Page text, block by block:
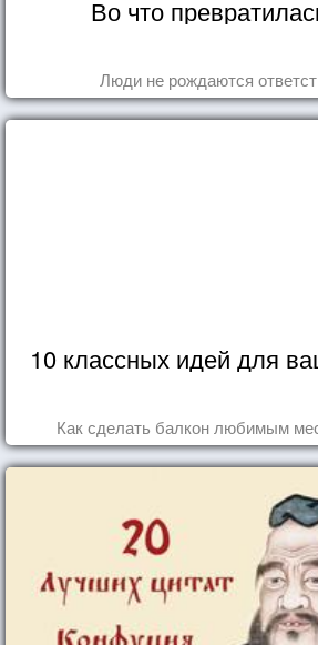
Во что
Люди не рождаются
10 классных идей для
Как сделать балкон любимым